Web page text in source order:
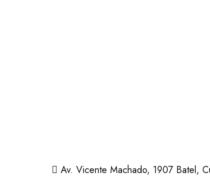
Av. Vicente Machado, 1907 Batel,